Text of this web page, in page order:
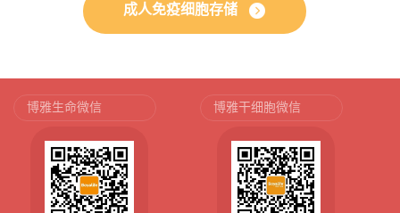
成人免疫细胞存储
博雅生命微信 博雅干细胞微信